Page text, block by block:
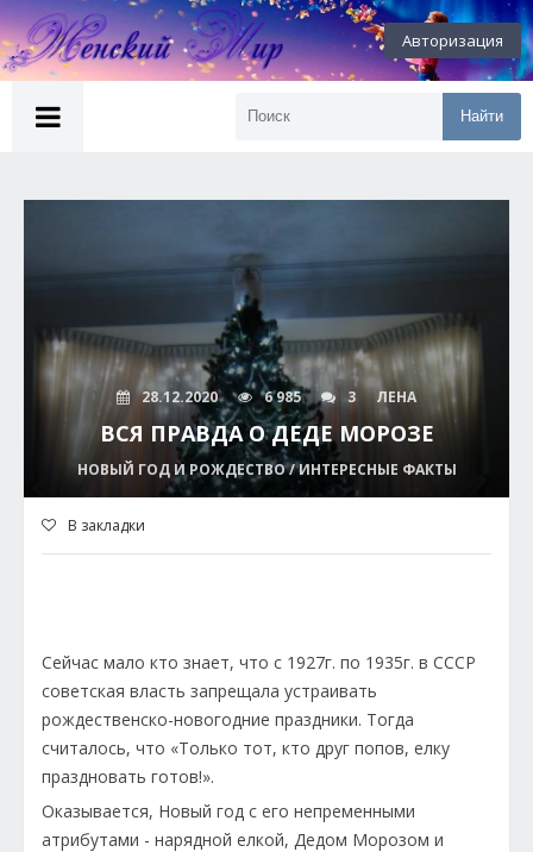
Авторизация
Найти
28.12.2020 6 985 3 ЛЕНА
ВСЯ ПРАВДА О ДЕДЕ МОРОЗЕ
НОВЫЙ ГОД И РОЖДЕСТВО / ИНТЕРЕСНЫЕ ФАКТЫ
В закладки
Сейчас мало кто знает, что с 1927г. по 1935г. в СССР
советская власть запрещала устраивать
рождественско-новогодние праздники. Тогда
считалось, что «Только тот, кто друг попов, елку
праздновать готов!».
Оказывается, Новый год с его непременными
атрибутами - нарядной елкой, Дедом Морозом и